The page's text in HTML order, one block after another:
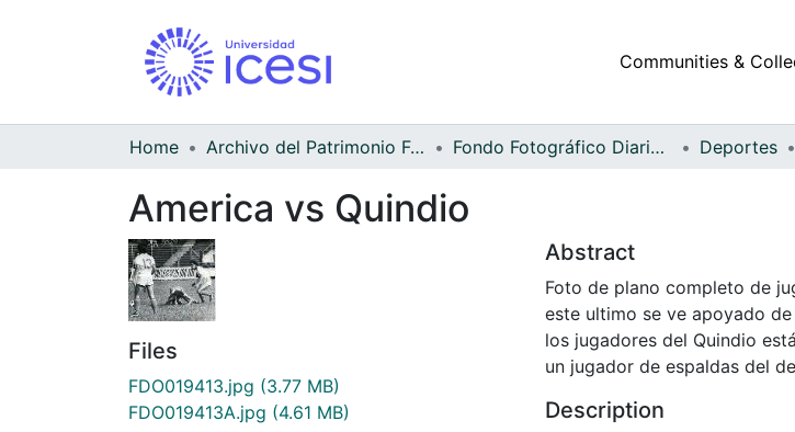
Communities &
Home Archivo del Patrimonio Fotográfico y Fílmico del Valle del Cauca Fondo Fotográfico Diario Occidente Deportes
America vs Quindio
Files
FDO019413.jpg (3.77 MB)
FDO019413A.jpg (4.61 MB)
Abstract
Foto de plano completo de
este ultimo se ve apoyado
los jugadores del Quindio
un jugador de espaldas del
Description